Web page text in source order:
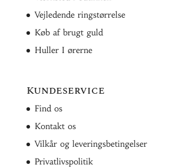
Vejledende ringstørrelse
Køb af brugt guld
Huller I ørerne
Kundeservice
Find os
Kontakt os
Vilkår og leveringsbetingelser
Privatlivspolitik